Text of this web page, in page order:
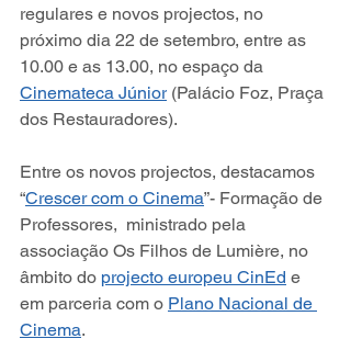
regulares e novos projectos, no
próximo dia 22 de setembro, entre as
10.00 e as 13.00, no espaço da
Cinemateca Júnior (Palácio Foz, Praça
dos Restauradores).
Entre os novos projectos, destacamos
“Crescer com o Cinema”- Formação de
Professores,  ministrado pela
associação Os Filhos de Lumière, no
âmbito do projecto europeu CinEd e
em parceria com o Plano Nacional de
Cinema.